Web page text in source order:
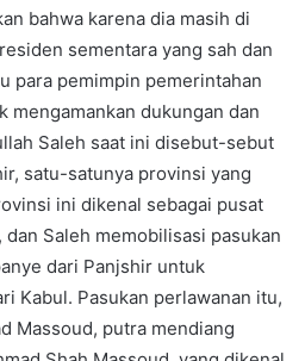
bahwa karena dia masih di
sementara yang sah dan
para pemimpin pemerintahan
mengamankan dukungan dan
Saleh saat ini disebut-sebut
satu-satunya provinsi yang
ini dikenal sebagai pusat
Saleh memobilisasi pasukan
dari Panjshir untuk
Kabul. Pasukan perlawanan itu,
Massoud, putra mendiang